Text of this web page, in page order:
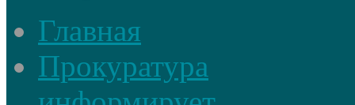
Главная
Прокуратура